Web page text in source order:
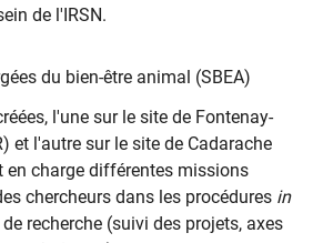
de l'IRSN.
du bien-être animal (SBEA)
l'une sur le site de Fontenay-
et l'autre sur le site de Cadarache
en charge différentes missions
chercheurs dans les procédures in
recherche (suivi des projets, axes